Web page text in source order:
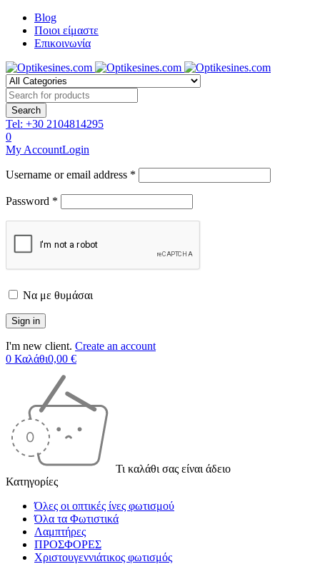
Blog
Ποιοι είμαστε
Επικοινωνία
Tel: +30 2104814295
0
My AccountLogin
Username or email address *
Password *
Να με θυμάσαι
I'm new client. Create an account
0 Καλάθι0,00 €
Τι καλάθι σας είναι άδειο
Κατηγορίες
Όλες οι οπτικές ίνες φωτισμού
Όλα τα Φωτιστικά
Λαμπτήρες
ΠΡΟΣΦΟΡΕΣ
Χριστουγεννιάτικος φωτισμός